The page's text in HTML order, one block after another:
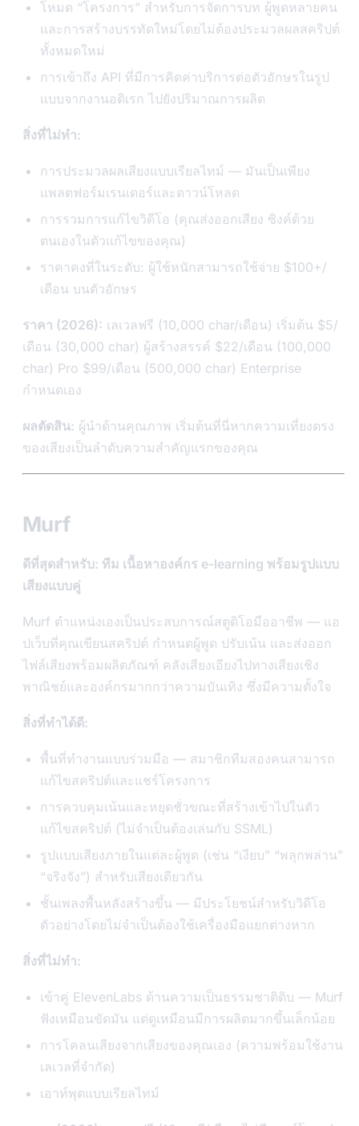
โหมด “โครงการ” สำหรับการจัดการบท ผู้พูดหลายคน
และการสร้างบรรทัดใหม่โดยไม่ต้องประมวลผลสคริปต์
ทั้งหมดใหม่
การเข้าถึง API ที่มีการคิดค่าบริการต่อตัวอักษรในรูป
แบบจากงานอดิเรก ไปยังปริมาณการผลิต
สิ่งที่ไม่ทำ:
การประมวลผลเสียงแบบเรียลไทม์ — มันเป็นเพียง
แพลตฟอร์มเรนเดอร์และดาวน์โหลด
การรวมการแก้ไขวิดีโอ (คุณส่งออกเสียง ซิงค์ด้วย
ตนเองในตัวแก้ไขของคุณ)
ราคาคงที่ในระดับ: ผู้ใช้หนักสามารถใช้จ่าย $100+/
เดือน บนตัวอักษร
ราคา (2026): เลเวลฟรี (10,000 char/เดือน) เริ่มต้น $5/
เดือน (30,000 char) ผู้สร้างสรรค์ $22/เดือน (100,000
char) Pro $99/เดือน (500,000 char) Enterprise
กำหนดเอง
ผลตัดสิน: ผู้นำด้านคุณภาพ เริ่มต้นที่นี่หากความเที่ยงตรง
ของเสียงเป็นลำดับความสำคัญแรกของคุณ
Murf
ดีที่สุดสำหรับ: ทีม เนื้อหาองค์กร e-learning พร้อมรูปแบบ
เสียงแบบคู่
Murf ตำแหน่งเองเป็นประสบการณ์สตูดิโอมืออาชีพ — แอ
ปเว็บที่คุณเขียนสคริปต์ กำหนดผู้พูด ปรับเน้น และส่งออก
ไฟล์เสียงพร้อมผลิตภัณฑ์ คลังเสียงเอียงไปทางเสียงเชิง
พาณิชย์และองค์กรมากกว่าความบันเทิง ซึ่งมีความตั้งใจ
สิ่งที่ทำได้ดี:
พื้นที่ทำงานแบบร่วมมือ — สมาชิกทีมสองคนสามารถ
แก้ไขสคริปต์และแชร์โครงการ
การควบคุมเน้นและหยุดชั่วขณะที่สร้างเข้าไปในตัว
แก้ไขสคริปต์ (ไม่จำเป็นต้องเล่นกับ SSML)
รูปแบบเสียงภายในแต่ละผู้พูด (เช่น “เงียบ” “พลุกพล่าน”
“จริงจัง”) สำหรับเสียงเดียวกัน
ชั้นเพลงพื้นหลังสร้างขึ้น — มีประโยชน์สำหรับวิดีโอ
ตัวอย่างโดยไม่จำเป็นต้องใช้เครื่องมือแยกต่างหาก
สิ่งที่ไม่ทำ:
เข้าคู่ ElevenLabs ด้านความเป็นธรรมชาติดิบ — Murf
ฟังเหมือนขัดมัน แต่ดูเหมือนมีการผลิตมากขึ้นเล็กน้อย
การโคลนเสียงจากเสียงของคุณเอง (ความพร้อมใช้งาน
เลเวลที่จำกัด)
เอาท์พุตแบบเรียลไทม์